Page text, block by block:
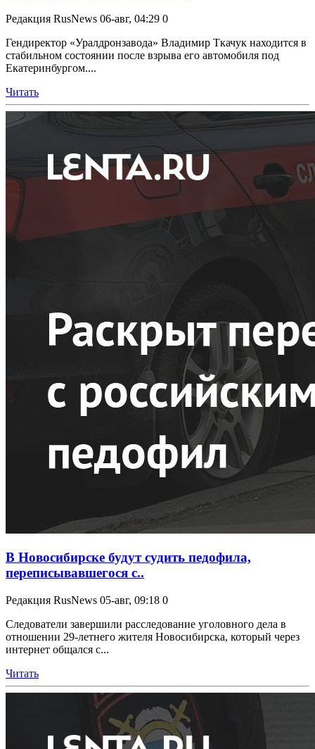
Редакция RusNews 06-авг, 04:29 0
Гендиректор «Уралдронзавода» Владимир Ткачук находится в
стабильном состоянии после взрыва его автомобиля под
Екатеринбургом....
Читать
В Новосибирске будут судить педофила,
переписывавшегося с..
Редакция RusNews 05-авг, 09:18 0
Следователи завершили расследование уголовного дела в
отношении 29-летнего жителя Новосибирска, который через
интернет общался с...
Читать